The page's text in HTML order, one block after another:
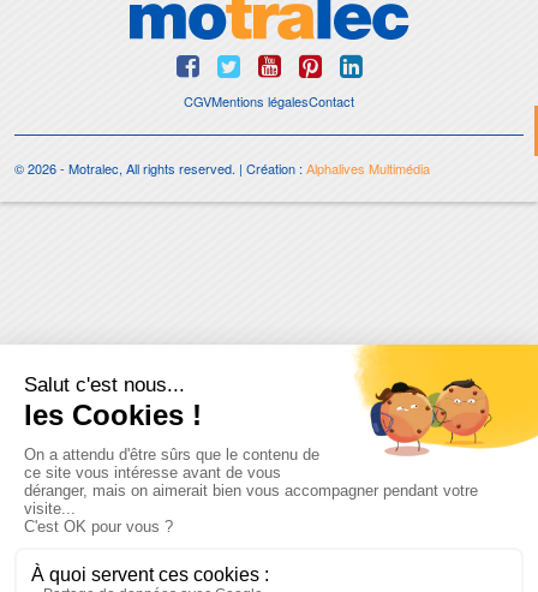
CGVMentions légalesContact
© 2026 - Motralec, All rights reserved. | Création :Alphalives Multimédia